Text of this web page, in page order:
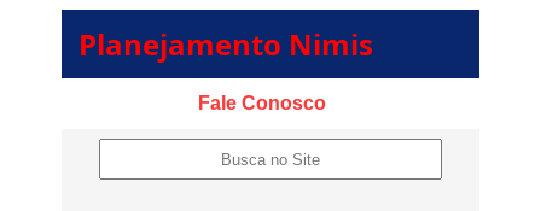
Planejamento Nimis
Fale Conosco